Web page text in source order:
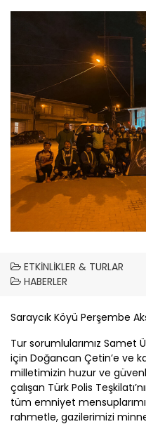
ETKINLIKLER & TURLAR
HABERLER
Saraycık Köyü Perşembe
Tur sorumlularımız Samet
için Doğancan Çetin’e ve
milletimizin huzur ve
çalışan Türk Polis
tüm emniyet
rahmetle, gazilerimizi